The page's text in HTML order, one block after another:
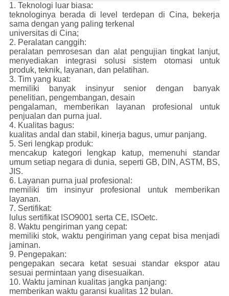
1. Teknologi luar biasa:
teknologinya berada di level terdepan di Cina, bekerja
sama dengan yang paling terkenal
universitas di Cina;
2. Peralatan canggih:
peralatan pemrosesan dan alat pengujian tingkat lanjut,
menyediakan integrasi solusi sistem otomasi untuk
produk, teknik, layanan, dan pelatihan.
3. Tim yang kuat:
memiliki banyak insinyur senior dengan banyak
penelitian, pengembangan, desain
pengalaman, memberikan layanan profesional untuk
penjualan dan purna jual.
4. Kualitas bagus:
kualitas andal dan stabil, kinerja bagus, umur panjang.
5. Seri lengkap produk:
mencakup kategori lengkap katup, memenuhi standar
umum setiap negara di dunia, seperti GB, DIN, ASTM, BS,
JIS.
6. Layanan purna jual profesional:
memiliki tim insinyur profesional untuk memberikan
layanan.
7. Sertifikat:
lulus sertifikat ISO9001 serta CE, ISOetc.
8. Waktu pengiriman yang cepat:
memiliki stok, waktu pengiriman yang cepat bisa menjadi
jaminan.
9. Pengepakan:
pengepakan secara ketat sesuai standar ekspor atau
sesuai permintaan yang disesuaikan.
10. Waktu jaminan kualitas jangka panjang:
memberikan waktu garansi kualitas 12 bulan.